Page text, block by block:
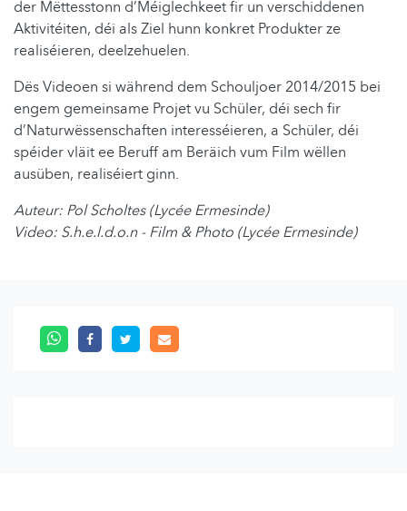
der Mëttesstonn d’Méiglechkeet fir un verschiddenen
Aktivitéiten, déi als Ziel hunn konkret Produkter ze
realiséieren, deelzehuelen.
Dës Videoen si während dem Schouljoer 2014/2015 bei
engem gemeinsame Projet vu Schüler, déi sech fir
d’Naturwëssenschaften interesséieren, a Schüler, déi
spéider vläit ee Beruff am Beräich vum Film wëllen
ausüben, realiséiert ginn.
Auteur: Pol Scholtes (Lycée Ermesinde)
Video: S.h.e.l.d.o.n - Film & Photo (Lycée Ermesinde)